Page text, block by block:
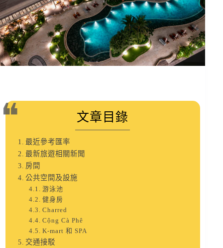
文章目錄
最近參考匯率
最新旅遊相關新聞
房間
公共空間及設施
游泳池
健身房
Charred
Cộng Cà Phê
K-mart 和 SPA
交通接駁